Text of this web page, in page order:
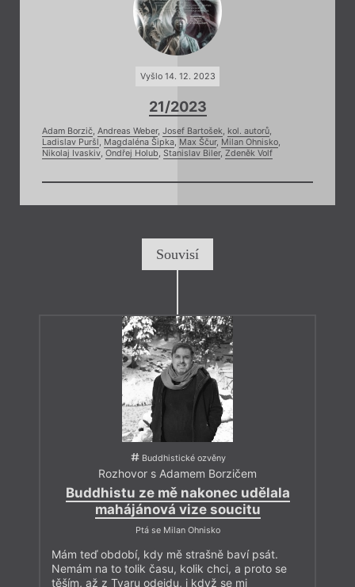
Vyšlo 14. 12. 2023
21/2023
Adam Borzič, Andreas Weber, Josef Bartošek, kol. autorů,
Ladislav Puršl , Magdaléna Šipka, Max Ščur, Milan Ohnisko,
Nikolaj Ivaskiv, Ondřej Holub, Stanislav Biler, Zdeněk Volf
Souvisí
Buddhistické ozvěny
Rozhovor s Adamem Borzičem
Buddhistu ze mě nakonec udělala
mahájánová vize soucitu
Ptá se Milan Ohnisko
Mám teď období, kdy mě strašně baví psát.
Nemám na to tolik času, kolik chci, a proto se
těším, až z Tvaru odejdu, i když se mi